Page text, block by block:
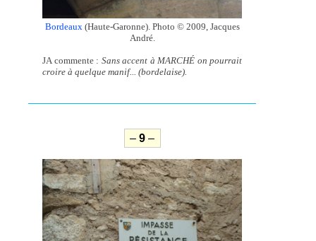
Bordeaux(Haute-Garonne). Photo © 2009, Jacques
André.
JA commente : Sans accent à MARCHÉ on pourrait
croire à quelque manif... (bordelaise).
–9 –